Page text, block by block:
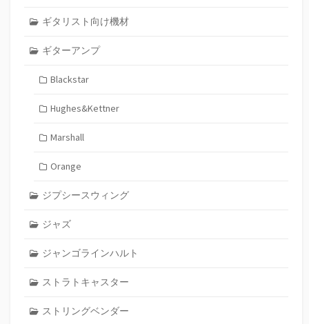
ギタリスト向け機材
ギターアンプ
Blackstar
Hughes&Kettner
Marshall
Orange
ジプシースウィング
ジャズ
ジャンゴラインハルト
ストラトキャスター
ストリングベンダー